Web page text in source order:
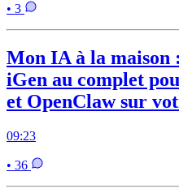
• 3
Mon IA à la maison
iGen au complet
et OpenClaw sur
09:23
• 36